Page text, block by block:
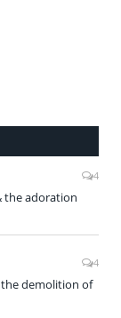
4
the adoration
4
the demolition of